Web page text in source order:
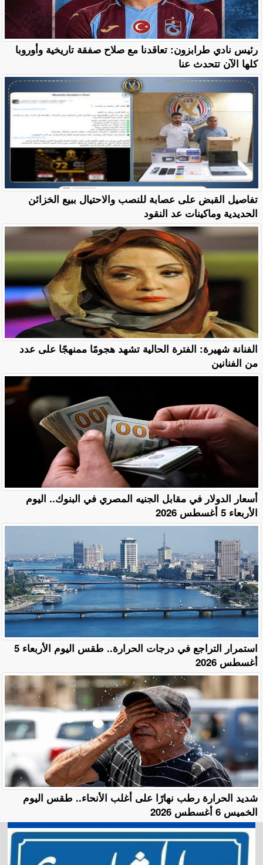
رئيس نادي طرابزون: تعاقدنا مع صلاح صفقة تاريخية وأوروبا
كلها الآن تتحدث عنا
تفاصيل القبض على عصابة للنصب والاحتيال ببيع الخزائن
الحديدية وماكينات عد النقود
الفنانة شهيرة: الفترة الحالية تشهد هجومًا ممنهجًا على عدد
من الفنانين
أسعار الدولار في مقابل الجنيه المصري في البنوك.. اليوم
الأربعاء 5 أغسطس 2026
استمرار التراجع في درجات الحرارة.. طقس اليوم الأربعاء 5
أغسطس 2026
​شديد الحرارة رطب نهارًا على أغلب الأنحاء.. طقس اليوم
الخميس 6 أغسطس 2026